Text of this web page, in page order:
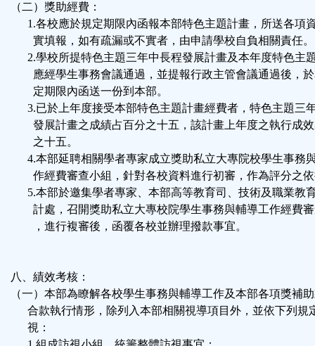
（二）獎助經費：
1.各校應於規定期限內函報本部特色主題計畫，所送各項
實填報，如有疏漏或不實者，由申請學校自負相關責任。
2.學校所提特色主題三年中長程發展計畫及本年度特色主
應經學生事務會議通過，並提報行政主管會議通過後，
定期限內函送一份到本部。
3.已於上年度接受本部特色主題計畫經費者，特色主題三
發展計畫之成績占百分之十五，該計畫上年度之執行成
之十五。
4.本部延聘相關學者專家成立獎助私立大專院校學生事務
作經費審查小組，針對各校資料進行初審，作為評分之
5.本部於邀集學者專家、本部高等教育司、技術及職業教
計處，召開獎助私立大專校院學生事務與輔導工作經費
，進行複審後，函覆各校並辦理撥款事宜。
八、績效考核：
（一）本部為瞭解各校學生事務與輔導工作及本部各項獎補
合款執行情形，除列入本部相關視導項目外，並依下列規
視：